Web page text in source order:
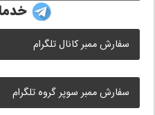
سفارش ممبر کانال تلگرام
سفارش ممبر سوپر گروه تلگرام